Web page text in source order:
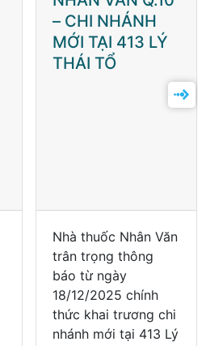
– CHI NHÁNH
MỚI TẠI 413 LÝ
THÁI TỔ
Nhà thuốc Nhân Văn
trân trọng thông
báo từ ngày
18/12/2025 chính
thức khai trương chi
nhánh mới tại 413 Lý